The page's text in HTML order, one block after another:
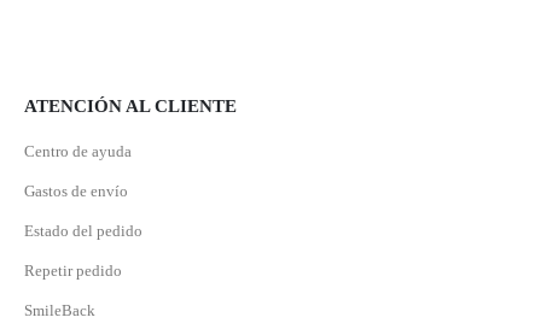
ATENCIÓN AL CLIENTE
Centro de ayuda
Gastos de envío
Estado del pedido
Repetir pedido
SmileBack